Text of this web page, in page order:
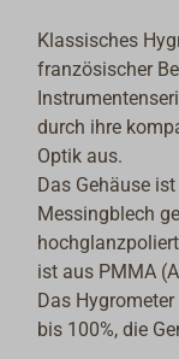
Klassisches
französischer
durch ihre
Optik aus.
Das Gehäuse
Messingblech
ist aus PMMA
Das
bis 100%, die